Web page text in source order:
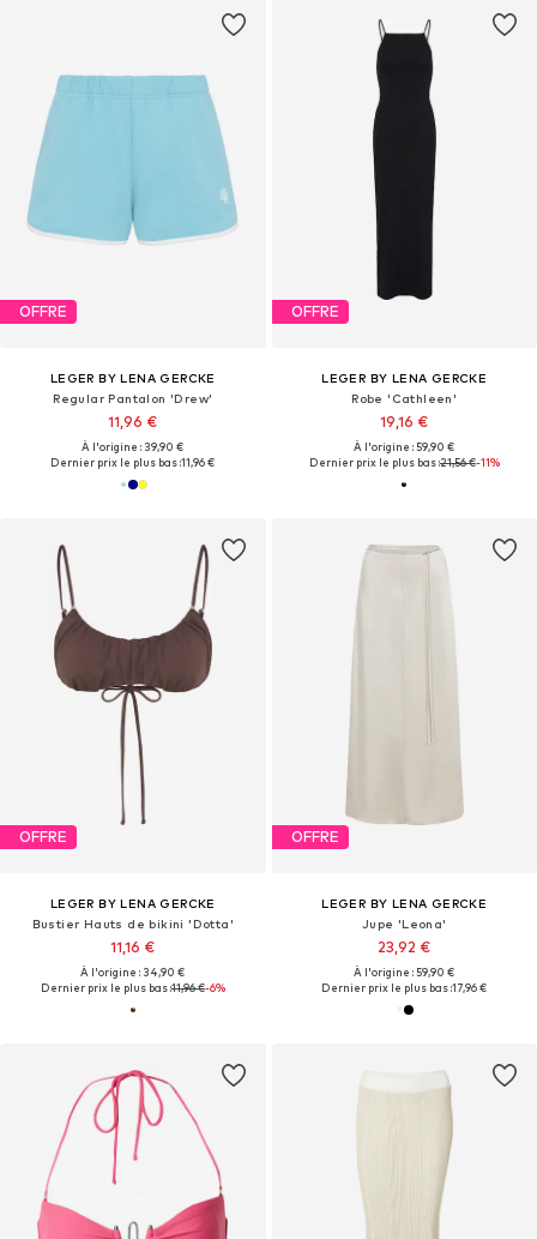
OFFRE
LEGER BY LENA GERCKE
Regular Pantalon 'Drew'
11,96 €
À l'origine : 39,90 €
Dernier prix le plus bas :11,96 €
OFFRE
LEGER BY LENA GERCKE
Robe 'Cathleen'
19,16 €
À l'origine : 59,90 €
Dernier prix le plus bas :21,56 €-11%
OFFRE
LEGER BY LENA GERCKE
Bustier Hauts de bikini 'Dotta'
11,16 €
À l'origine : 34,90 €
Dernier prix le plus bas :11,96 €-6%
OFFRE
LEGER BY LENA GERCKE
Jupe 'Leona'
23,92 €
À l'origine : 59,90 €
Dernier prix le plus bas :17,96 €